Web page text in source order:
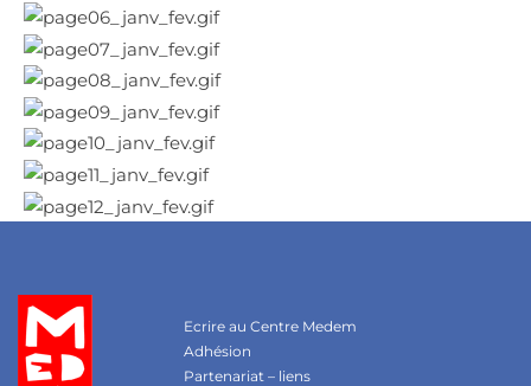
Ecrire au Centre Medem
Adhésion
Partenariat – liens